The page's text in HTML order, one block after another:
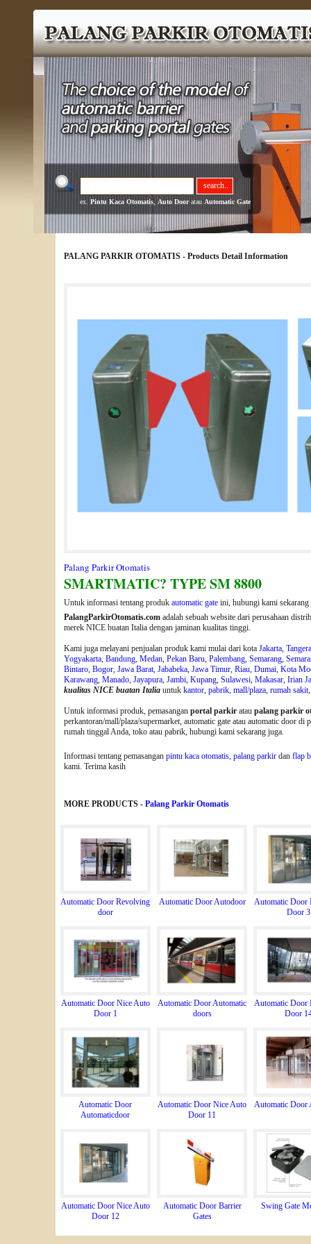
ex. Pintu Kaca Otomatis, Auto Dooratau Automatic Gate
PALANG PARKIR OTOMATIS - Products Detail Information
Palang Parkir Otomatis
SMARTMATIC? TYPE SM 8800
Untuk informasi tentang produk automatic gateini, hubungi kami sekarang
PalangParkirOtomatis.com adalah sebuah website dari perusahaan
merek NICE buatan Italia dengan jaminan kualitas tinggi.
Kami juga melayani penjualan produk kami mulai dari kota Jakarta,
Yogyakarta, Bandung, Medan, Pekan Baru, Palembang, Semarang,
Bintaro, Bogor, Jawa Barat, Jababeka, Jawa Timur, Riau, Dumai, Kota
Karawang, Manado, Jayapura, Jambi, Kupang, Sulawesi, Makasar, Irian
kualitas NICE buatan Italia untuk kantor, pabrik, mall/plaza, rumah sakit
Untuk informasi produk, pemasangan portal parkiratau palang parkir
perkantoran/mall/plaza/supermarket, automatic gate atau automatic door di
rumah tinggal Anda, toko atau pabrik, hubungi kami sekarang juga.
Informasi tentang pemasangan pintu kaca otomatis, palang parkirdan flap
kami. Terima kasih
MORE PRODUCTS - Palang Parkir Otomatis
Automatic Door Revolving
door
Automatic Door Autodoor
Automatic Door
Door 3
Automatic Door Nice Auto
Door 1
Automatic Door Automatic
doors
Automatic Door
Door
Automatic Door
Automaticdoor
Automatic Door Nice Auto
Door 11
Automatic Door
Automatic Door Nice Auto
Door 12
Automatic Door Barrier
Gates
Swing Gate